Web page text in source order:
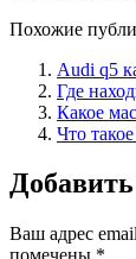
Похожие
Audi q5
Где
Какое
Что
Ваш адрес